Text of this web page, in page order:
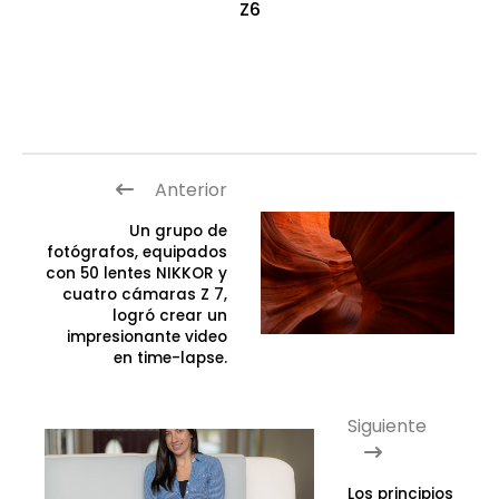
Z6
Anterior
Un grupo de
fotógrafos, equipados
con 50 lentes NIKKOR y
cuatro cámaras Z 7,
logró crear un
impresionante video
en time-lapse.
Siguiente
Los principios